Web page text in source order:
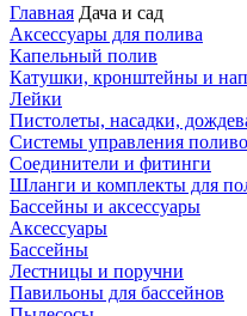
Главная Дача и сад
Аксессуары для полива
Капельный полив
Катушки, кронштейны и
Лейки
Пистолеты, насадки,
Системы управления
Соединители и фитинги
Шланги и комплекты для
Бассейны и аксессуары
Аксессуары
Бассейны
Лестницы и поручни
Павильоны для бассейнов